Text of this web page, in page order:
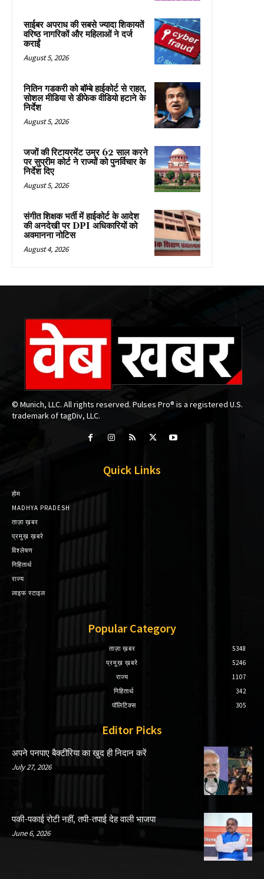
साईबर अपराध की सबसे ज्यादा शिकायतें
वरिष्ठ नागरिकों और महिलाओं ने दर्ज
कराईं
August 5, 2026
नितिन गडकरी को बॉम्बे हाईकोर्ट से राहत,
सोशल मीडिया से डीफेक वीडियो हटाने के
निर्देश
August 5, 2026
जजों की रिटायरमेंट उम्र 62 साल करने
पर सुप्रीम कोर्ट ने राज्यों को पुनर्विचार के
निर्देश दिए
August 5, 2026
संगीत शिक्षक भर्ती में हाईकोर्ट के आदेश
की अनदेखी पर DPI अधिकारियों को
अवमानना नोटिस
August 4, 2026
© Munich, LLC. All rights reserved. Pulses Pro® is a registered U.S.
trademark of tagDiv, LLC.
Quick Links
होम
MADHYA PRADESH
ताज़ा ख़बर
प्रमुख़ ख़बरे
विश्लेषण
निहितार्थ
राज्य
लाइफ स्टाइल
Popular Category
ताज़ा ख़बर
5348
प्रमुख़ ख़बरे
5246
राज्य
1107
निहितार्थ
342
पॉलिटिक्स
305
Editor Picks
अपने पनपाए बैक्टीरिया का खुद ही निदान करें
July 27, 2026
पकी-पकाई रोटी नहीं, तपी-तपाई देह वाली भाजपा
June 6, 2026